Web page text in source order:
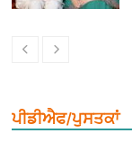
ਪੀਡੀਐਫ/ਪੁਸਤਕਾਂ